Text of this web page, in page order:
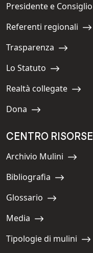
Navigate to:
Presidente e Consiglio
Navigate to:
Referenti regionali
Navigate to:
Trasparenza
Navigate to:
Lo Statuto
Navigate to:
Realtà collegate
Navigate to:
Dona
CENTRO RISORSE
Navigate to:
Archivio Mulini
Navigate to:
Bibliografia
Navigate to:
Glossario
Navigate to:
Media
Navigate to:
Tipologie di mulini